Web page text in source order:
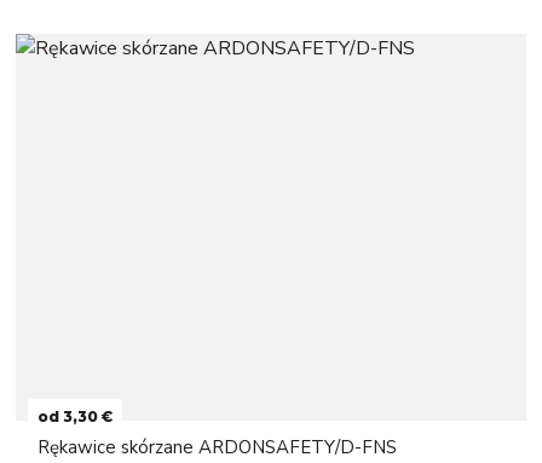
od 3,30 €
Rękawice skórzane ARDONSAFETY/D-FNS